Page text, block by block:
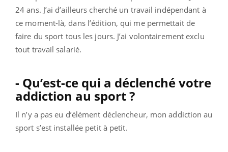
24 ans. J’ai d’ailleurs cherché un travail indépendant à
ce moment-là, dans l’édition, qui me permettait de
faire du sport tous les jours. J’ai volontairement exclu
tout travail salarié.
- Qu’est-ce qui a déclenché votre
addiction au sport ?
Il n’y a pas eu d’élément déclencheur, mon addiction au
sport s’est installée petit à petit.